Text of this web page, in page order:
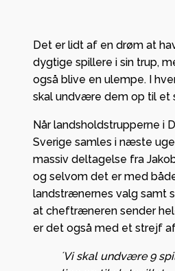
Det er lidt af en drøm at
dygtige spillere i sin trup,
også blive en ulempe. I
skal undvære dem op til et
Når landsholdstrupperne i
Sverige samles i næste
massiv deltagelse fra
og selvom det er med
landstrænernes valg samt
at cheftræneren sender
er det også med et strejf
´Vi skal undvære 9